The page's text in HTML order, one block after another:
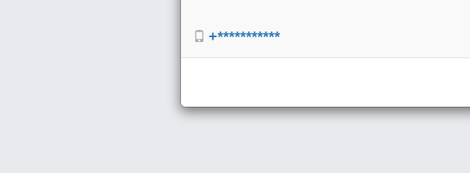
+***********